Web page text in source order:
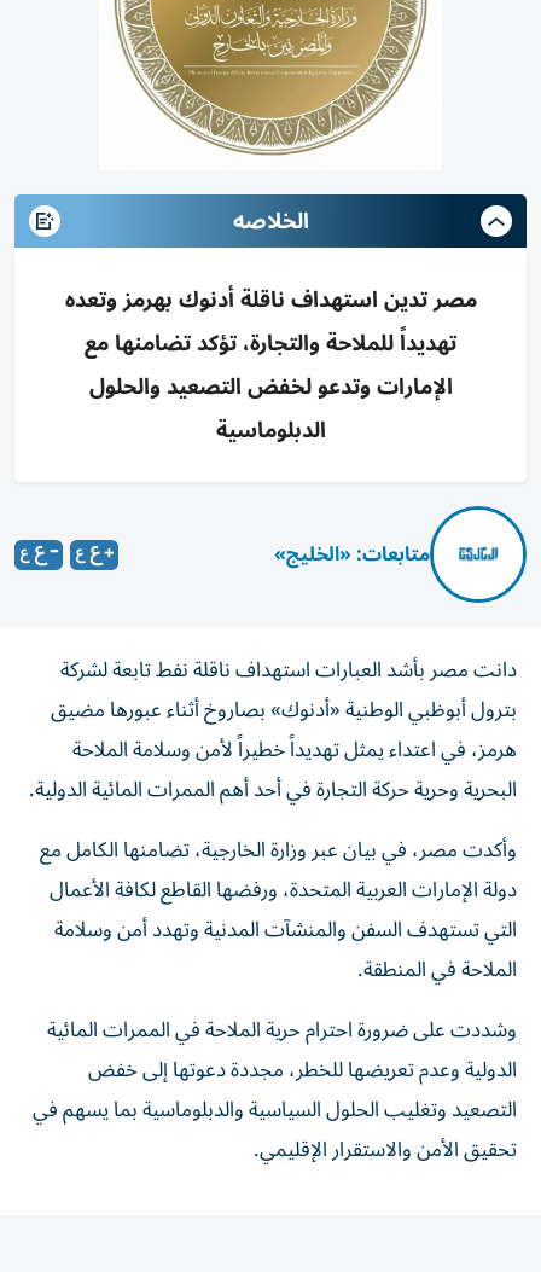
الخلاصه
مصر تدين استهداف ناقلة أدنوك بهرمز وتعده
تهديداً للملاحة والتجارة، تؤكد تضامنها مع
الإمارات وتدعو لخفض التصعيد والحلول
الدبلوماسية
متابعات: «الخليج»
دانت مصر بأشد العبارات استهداف ناقلة نفط تابعة لشركة
بترول أبوظبي الوطنية «أدنوك» بصاروخ أثناء عبورها مضيق
هرمز، في اعتداء يمثل تهديداً خطيراً لأمن وسلامة الملاحة
البحرية وحرية حركة التجارة في أحد أهم الممرات المائية الدولية.
وأكدت مصر، في بيان عبر وزارة الخارجية، تضامنها الكامل مع
دولة الإمارات العربية المتحدة، ورفضها القاطع لكافة الأعمال
التي تستهدف السفن والمنشآت المدنية وتهدد أمن وسلامة
الملاحة في المنطقة.
وشددت على ضرورة احترام حرية الملاحة في الممرات المائية
الدولية وعدم تعريضها للخطر، مجددة دعوتها إلى خفض
التصعيد وتغليب الحلول السياسية والدبلوماسية بما يسهم في
تحقيق الأمن والاستقرار الإقليمي.